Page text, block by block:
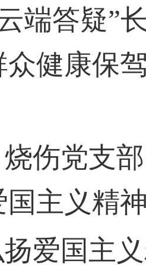
端答疑”
众健康保
烧伤党支
国主义精
爱国主